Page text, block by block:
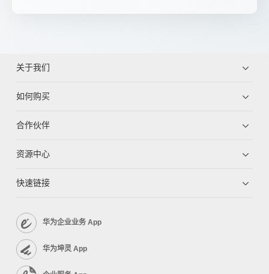
关于我们
如何购买
合作伙伴
资源中心
快速链接
华为企业业务 App
华为坤灵 App